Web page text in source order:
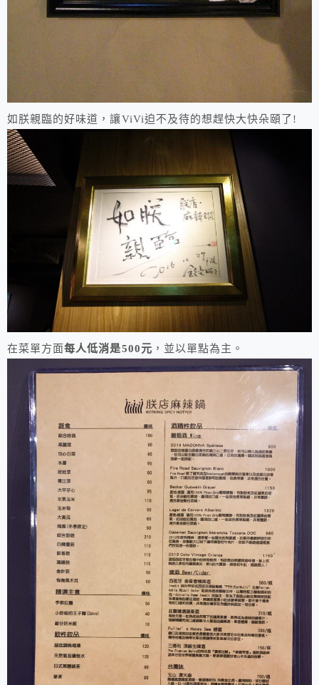
如朕親臨的好味道，讓ViVi迫不及待的想趕快大快朵頤了!
在菜單方面每人低消是500元 ，並以單點為主。